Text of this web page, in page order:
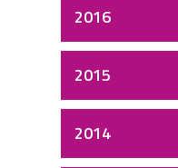
2016
2015
2014